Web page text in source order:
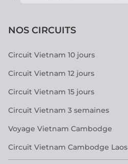
NOS CIRCUITS
Circuit Vietnam 10 jours
Circuit Vietnam 12 jours
Circuit Vietnam 15 jours
Circuit Vietnam 3 semaines
Voyage Vietnam Cambodge
Circuit Vietnam Cambodge Laos